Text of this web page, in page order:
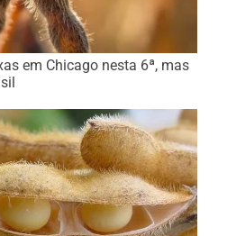
em Chicago nesta 6ª, mas